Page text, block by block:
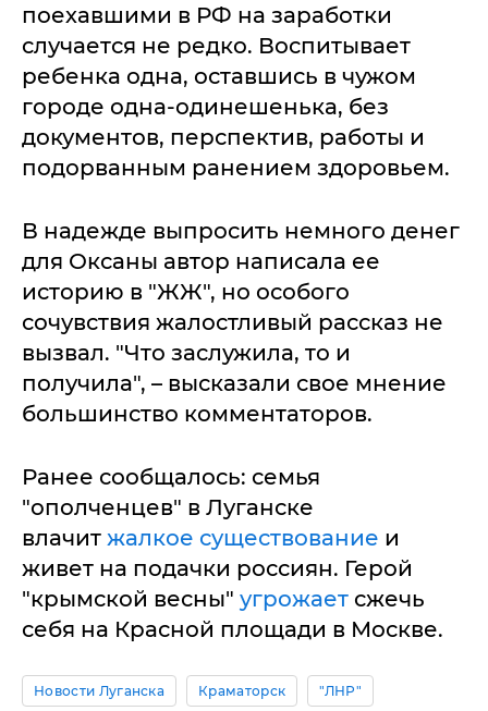
поехавшими в РФ на заработки
случается не редко. Воспитывает
ребенка одна, оставшись в чужом
городе одна-одинешенька, без
документов, перспектив, работы и
подорванным ранением здоровьем.
В надежде выпросить немного денег
для Оксаны автор написала ее
историю в "ЖЖ", но особого
сочувствия жалостливый рассказ не
вызвал. "Что заслужила, то и
получила", – высказали свое мнение
большинство комментаторов.
Ранее сообщалось: семья
"ополченцев" в Луганске
влачит жалкое существование и
живет на подачки россиян. Герой
"крымской весны" угрожает сжечь
себя на Красной площади в Москве.
Новости Луганска Краматорск "ЛНР"